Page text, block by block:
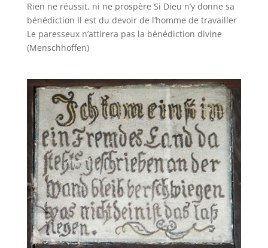
Rien ne réussit, ni ne prospère Si Dieu n’y donne sa
bénédiction Il est du devoir de l’homme de travailler
Le paresseux n’attirera pas la bénédiction divine
(Menschhoffen)